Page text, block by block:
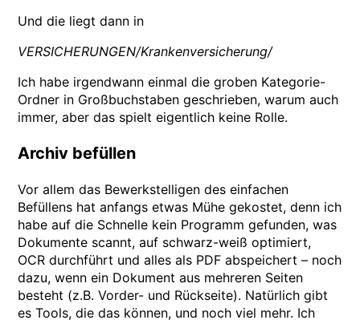
Und die liegt dann in
VERSICHERUNGEN/Krankenversicherung/
Ich habe irgendwann einmal die groben Kategorie-
Ordner in Großbuchstaben geschrieben, warum auch
immer, aber das spielt eigentlich keine Rolle.
Archiv befüllen
Vor allem das Bewerkstelligen des einfachen
Befüllens hat anfangs etwas Mühe gekostet, denn ich
habe auf die Schnelle kein Programm gefunden, was
Dokumente scannt, auf schwarz-weiß optimiert,
OCR durchführt und alles als PDF abspeichert – noch
dazu, wenn ein Dokument aus mehreren Seiten
besteht (z.B. Vorder- und Rückseite). Natürlich gibt
es Tools, die das können, und noch viel mehr. Ich